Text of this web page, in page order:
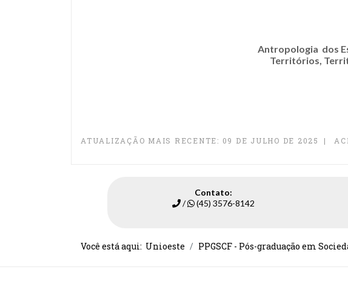
Antropologia dos
Territórios,
ATUALIZAÇÃO MAIS RECENTE: 09 DE JULHO DE 2025
Contato:
/
(45) 3576-8142
Você está aqui: Unioeste PPGSCF - Pós-graduação em